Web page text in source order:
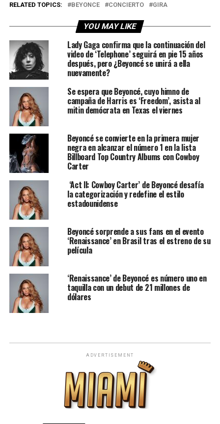
RELATED TOPICS: BEYONCE CONCIERTO GIRA
YOU MAY LIKE
Lady Gaga confirma que la continuación del
video de ‘Telephone’ seguirá en pie 15 años
después, pero ¿Beyoncé se unirá a ella
nuevamente?
Se espera que Beyoncé, cuyo himno de
campaña de Harris es ‘Freedom’, asista al
mitin demócrata en Texas el viernes
Beyoncé se convierte en la primera mujer
negra en alcanzar el número 1 en la lista
Billboard Top Country Albums con Cowboy
Carter
‘Act ll: Cowboy Carter’ de Beyoncé desafía
la categorización y redefine el estilo
estadounidense
Beyoncé sorprende a sus fans en el evento
‘Renaissance’ en Brasil tras el estreno de su
película
‘Renaissance’ de Beyoncé es número uno en
taquilla con un debut de 21 millones de
dólares
ADVERTISEMENT